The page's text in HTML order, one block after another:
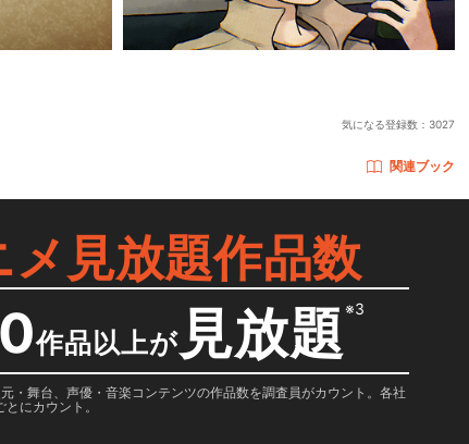
気になる登録数： 3027
関連ブック
メ見放題作品数
作品以上が 見放題※3
・舞台、声優・音楽コンテンツの作品数を調査員がカウント。各社
にカウント。